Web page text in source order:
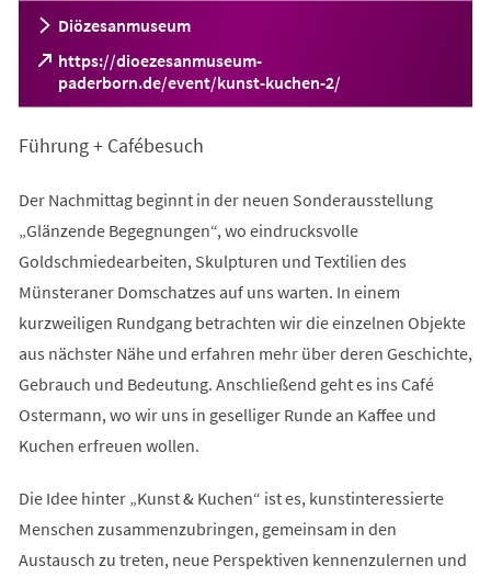
Diözesanmuseum
https://dioezesanmuseum-
paderborn.de/event/kunst-kuchen-2/
(Öffnet
in
neuen
Führung + Cafébesuch
Der Nachmittag beginnt in der neuen Sonderausstellung
„Glänzende Begegnungen“, wo eindrucksvolle
Goldschmiedearbeiten, Skulpturen und Textilien des
Münsteraner Domschatzes auf uns warten. In einem
kurzweiligen Rundgang betrachten wir die einzelnen Objekte
aus nächster Nähe und erfahren mehr über deren Geschichte,
Gebrauch und Bedeutung. Anschließend geht es ins Café
Ostermann, wo wir uns in geselliger Runde an Kaffee und
Kuchen erfreuen wollen.
Die Idee hinter „Kunst & Kuchen“ ist es, kunstinteressierte
Menschen zusammenzubringen, gemeinsam in den
Austausch zu treten, neue Perspektiven kennenzulernen und